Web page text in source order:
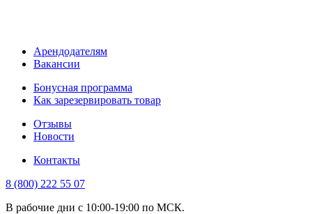
Арендодателям
Вакансии
Бонусная программа
Как зарезервировать товар
Отзывы
Новости
Контакты
8 (800) 222 55 07
В рабочие дни с 10:00-19:00 по МСК.